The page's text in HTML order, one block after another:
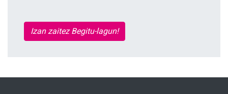
Izan zaitez Begitu-lagun!